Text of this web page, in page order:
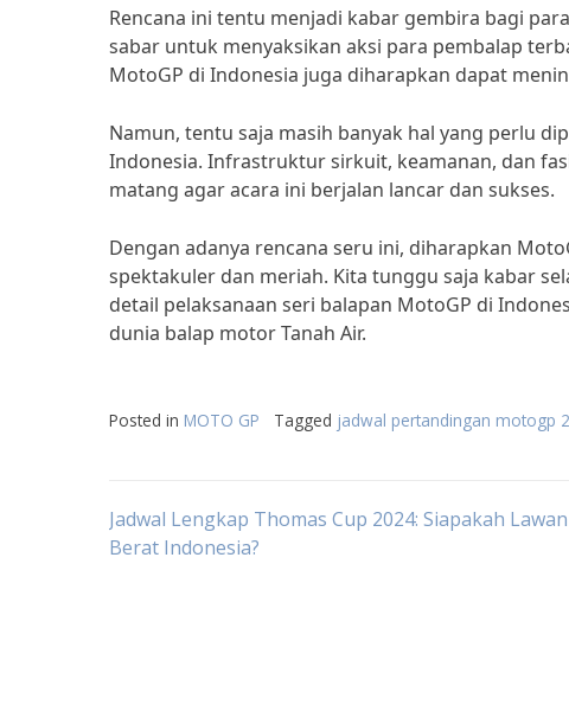
Rencana ini tentu menjadi kabar gembira bagi
sabar untuk menyaksikan aksi para pembalap
MotoGP di Indonesia juga diharapkan dapat
Namun, tentu saja masih banyak hal yang perlu
Indonesia. Infrastruktur sirkuit, keamanan, dan
matang agar acara ini berjalan lancar dan sukses.
Dengan adanya rencana seru ini, diharapkan
spektakuler dan meriah. Kita tunggu saja kabar
detail pelaksanaan seri balapan MotoGP di
dunia balap motor Tanah Air.
Posted in MOTO GP Tagged jadwal pertandingan motogp
Post
Jadwal Lengkap Thomas Cup 2024: Siapakah Lawan
Berat Indonesia?